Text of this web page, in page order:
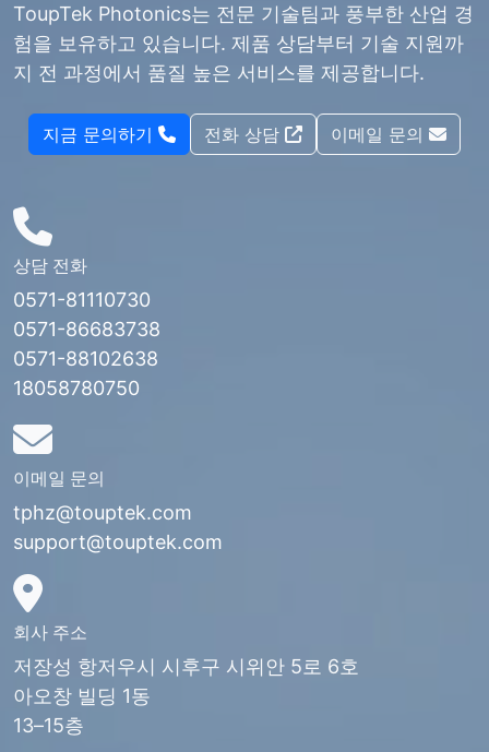
ToupTek Photonics는 전문 기술팀과 풍부한 산업 경
험을 보유하고 있습니다. 제품 상담부터 기술 지원까
지 전 과정에서 품질 높은 서비스를 제공합니다.
지금 문의하기 전화 상담 이메일 문의
상담 전화
0571-81110730
0571-86683738
0571-88102638
18058780750
이메일 문의
tphz@touptek.com
support@touptek.com
회사 주소
저장성 항저우시 시후구 시위안 5로 6호
아오창 빌딩 1동
13–15층